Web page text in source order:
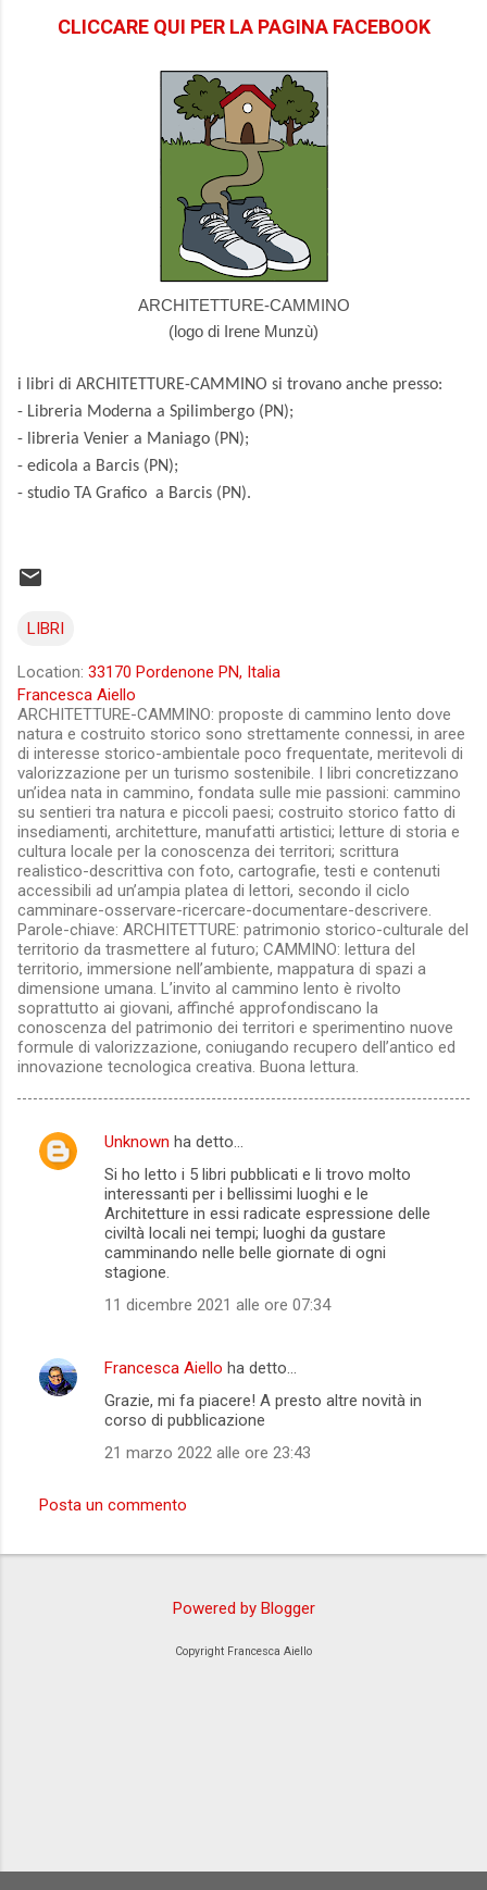
CLICCARE QUI PER LA PAGINA FACEBOOK
ARCHITETTURE-CAMMINO
(logo di Irene Munzù)
i libri di ARCHITETTURE-CAMMINO si trovano anche presso:
- Libreria Moderna a Spilimbergo (PN);
- libreria Venier a Maniago (PN);
- edicola a Barcis (PN);
- studio TA Grafico a Barcis (PN).
LIBRI
Location: 33170 Pordenone PN, Italia
Francesca Aiello
ARCHITETTURE-CAMMINO: proposte di cammino lento dove
natura e costruito storico sono strettamente connessi, in aree
di interesse storico-ambientale poco frequentate, meritevoli di
valorizzazione per un turismo sostenibile. I libri concretizzano
un’idea nata in cammino, fondata sulle mie passioni: cammino
su sentieri tra natura e piccoli paesi; costruito storico fatto di
insediamenti, architetture, manufatti artistici; letture di storia e
cultura locale per la conoscenza dei territori; scrittura
realistico-descrittiva con foto, cartografie, testi e contenuti
accessibili ad un’ampia platea di lettori, secondo il ciclo
camminare-osservare-ricercare-documentare-descrivere.
Parole-chiave: ARCHITETTURE: patrimonio storico-culturale del
territorio da trasmettere al futuro; CAMMINO: lettura del
territorio, immersione nell’ambiente, mappatura di spazi a
dimensione umana. L’invito al cammino lento è rivolto
soprattutto ai giovani, affinché approfondiscano la
conoscenza del patrimonio dei territori e sperimentino nuove
formule di valorizzazione, coniugando recupero dell’antico ed
innovazione tecnologica creativa. Buona lettura.
C
i
Unknown ha detto…
Si ho letto i 5 libri pubblicati e li trovo molto
interessanti per i bellissimi luoghi e le
Architetture in essi radicate espressione delle
civiltà locali nei tempi; luoghi da gustare
camminando nelle belle giornate di ogni
stagione.
11 dicembre 2021 alle ore 07:34
Francesca Aiello ha detto…
Grazie, mi fa piacere! A presto altre novità in
corso di pubblicazione
21 marzo 2022 alle ore 23:43
Posta un commento
Powered by Blogger
Copyright Francesca Aiello